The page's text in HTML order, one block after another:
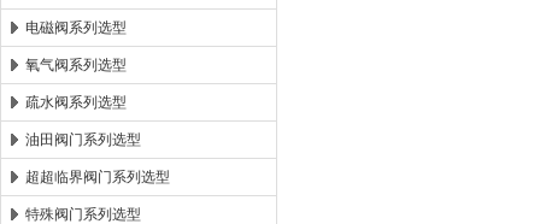
电磁阀系列选型
氧气阀系列选型
疏水阀系列选型
油田阀门系列选型
超超临界阀门系列选型
特殊阀门系列选型